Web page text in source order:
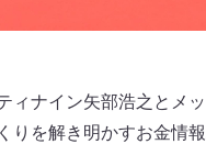
ィナイン矢部浩之とメ
りを解き明かすお金情報